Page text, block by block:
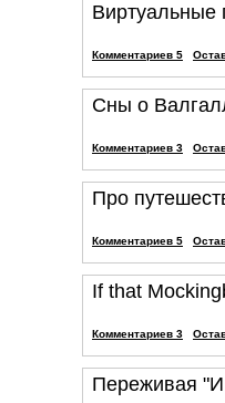
Виртуальные
Комментариев 5
Сны о
Комментариев 3
Про
Комментариев 5
If that
Комментариев 3
Переживая